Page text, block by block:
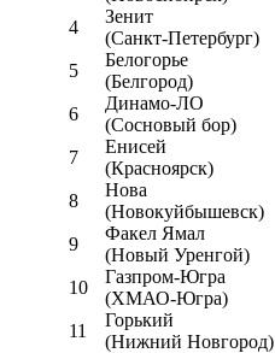
4
Зенит
(Санкт-Петербург)
5
Белогорье
(Белгород)
6
Динамо-ЛО
(Сосновый бор)
7
Енисей
(Красноярск)
8
Нова
(Новокуйбышевск)
9
Факел Ямал
(Новый Уренгой)
10
Газпром-Югра
(ХМАО-Югра)
11
Горький
(Нижний Новгород)